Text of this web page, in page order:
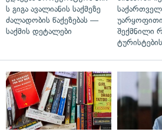
ს გიგა ავალიანის საქმეზე
ძალადობის წაქეზებას —
საქმის დეტალები
შექმნილი